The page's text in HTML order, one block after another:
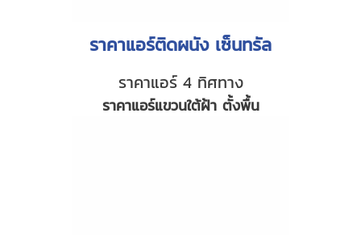
ราคาแอร์ติดผนัง เซ็นทรัล
ราคาแอร์ 4 ทิศทาง
ราคาแอร์แขวนใต้ฝ้า ตั้งพื้น